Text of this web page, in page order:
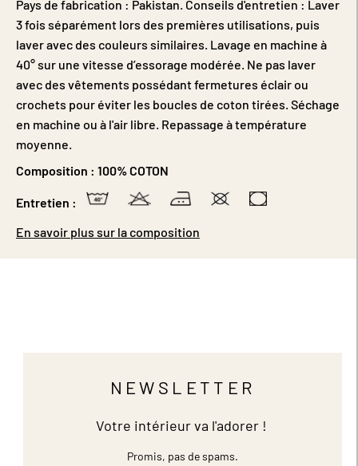
Pays de fabrication : Pakistan. Conseils d'entretien : Laver
3 fois séparément lors des premières utilisations, puis
laver avec des couleurs similaires. Lavage en machine à
40° sur une vitesse d’essorage modérée. Ne pas laver
avec des vêtements possédant fermetures éclair ou
crochets pour éviter les boucles de coton tirées. Séchage
en machine ou à l'air libre. Repassage à température
moyenne.
Composition : 100% COTON
Entretien :
En savoir plus sur la composition
NEWSLETTER
Votre intérieur va l'adorer !
Promis, pas de spams.